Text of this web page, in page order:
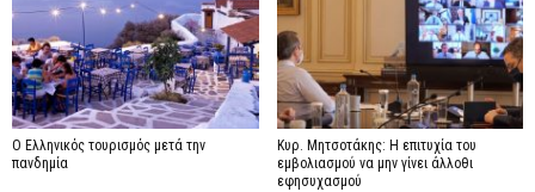
Ο Ελληνικός τουρισμός μετά την
πανδημία
Κυρ. Μητσοτάκης: Η επιτυχία του
εμβολιασμού να μην γίνει άλλοθι
εφησυχασμού